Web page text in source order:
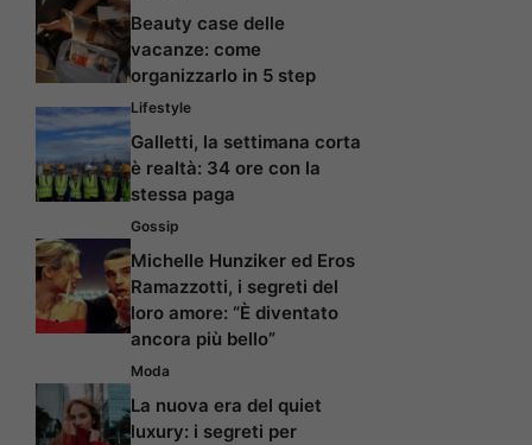
Beauty case delle
vacanze: come
organizzarlo in 5 step
Lifestyle
Galletti, la settimana corta
è realtà: 34 ore con la
stessa paga
Gossip
Michelle Hunziker ed Eros
Ramazzotti, i segreti del
loro amore: “È diventato
ancora più bello”
Moda
La nuova era del quiet
luxury: i segreti per